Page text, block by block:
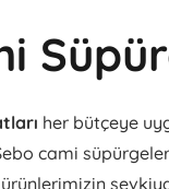
her bütçeye
cami